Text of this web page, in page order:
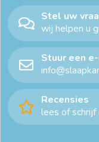
Stel uw
wij helpen u
Stuur een
Recensies
lees of schrijf